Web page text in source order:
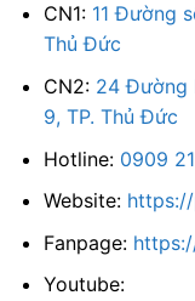
CN1: 11 Đường
Thủ Đức
CN2: 24 Đường
9, TP. Thủ Đức
Hotline: 0909
Website:
Fanpage:
Youtube: